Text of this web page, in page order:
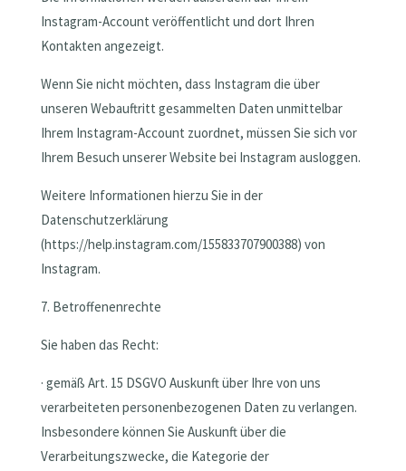
Instagram-Account veröffentlicht und dort Ihren
Kontakten angezeigt.
Wenn Sie nicht möchten, dass Instagram die über
unseren Webauftritt gesammelten Daten unmittelbar
Ihrem Instagram-Account zuordnet, müssen Sie sich vor
Ihrem Besuch unserer Website bei Instagram ausloggen.
Weitere Informationen hierzu Sie in der
Datenschutzerklärung
(https://help.instagram.com/155833707900388) von
Instagram.
7. Betroffenenrechte
Sie haben das Recht:
· gemäß Art. 15 DSGVO Auskunft über Ihre von uns
verarbeiteten personenbezogenen Daten zu verlangen.
Insbesondere können Sie Auskunft über die
Verarbeitungszwecke, die Kategorie der